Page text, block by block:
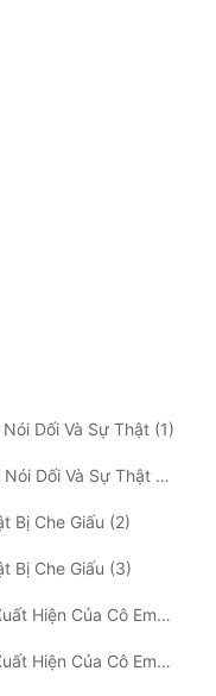
Dối Và Sự Thật (1)
Chương 62: Dưới Bầu Trời Sao, Lời Nói Dối Và Sự Thật (2)
Bị Che Giấu (2)
Bị Che Giấu (3)
Chương 65: Kế Hoạch Mới Và Sự Xuất Hiện Của Cô Em Vợ (2)
Chương 66: Kế Hoạch Mới Và Sự Xuất Hiện Của Cô Em Vợ (3)